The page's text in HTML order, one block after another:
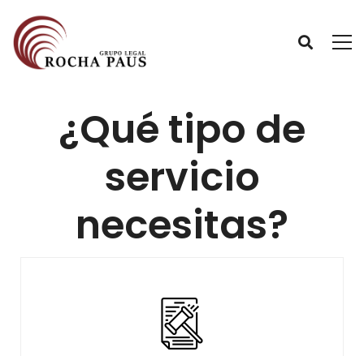
¿Qué tipo de
servicio
necesitas?